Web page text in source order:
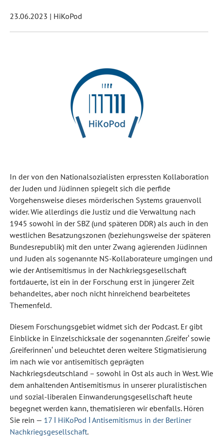
23.06.2023 | HiKoPod
In der von den Nationalsozialisten erpressten Kollaboration
der Juden und Jüdinnen spiegelt sich die perfide
Vorgehensweise dieses mörderischen Systems grauenvoll
wider. Wie allerdings die Justiz und die Verwaltung nach
1945 sowohl in der SBZ (und späteren DDR) als auch in den
westlichen Besatzungszonen (beziehungsweise der späteren
Bundesrepublik) mit den unter Zwang agierenden Jüdinnen
und Juden als sogenannte NS-Kollaborateure umgingen und
wie der Antisemitismus in der Nachkriegsgesellschaft
fortdauerte, ist ein in der Forschung erst in jüngerer Zeit
behandeltes, aber noch nicht hinreichend bearbeitetes
Themenfeld.
Diesem Forschungsgebiet widmet sich der Podcast. Er gibt
Einblicke in Einzelschicksale der sogenannten ‚Greifer‘ sowie
‚Greiferinnen‘ und beleuchtet deren weitere Stigmatisierung
im nach wie vor antisemitisch geprägten
Nachkriegsdeutschland – sowohl in Ost als auch in West. Wie
dem anhaltenden Antisemitismus in unserer pluralistischen
und sozial-liberalen Einwanderungsgesellschaft heute
begegnet werden kann, thematisieren wir ebenfalls. Hören
Sie rein — 17 ǀ HiKoPod ǀ Antisemitismus in der Berliner
Nachkriegsgesellschaft.